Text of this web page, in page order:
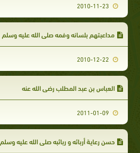
مداعبتهم بلسانه وفمه صلى الله عليه وسلم
العباس بن عبد المطلب رضي الله عنه
حسن رعاية أربائه و ربائبه صلى الله عليه وسلم